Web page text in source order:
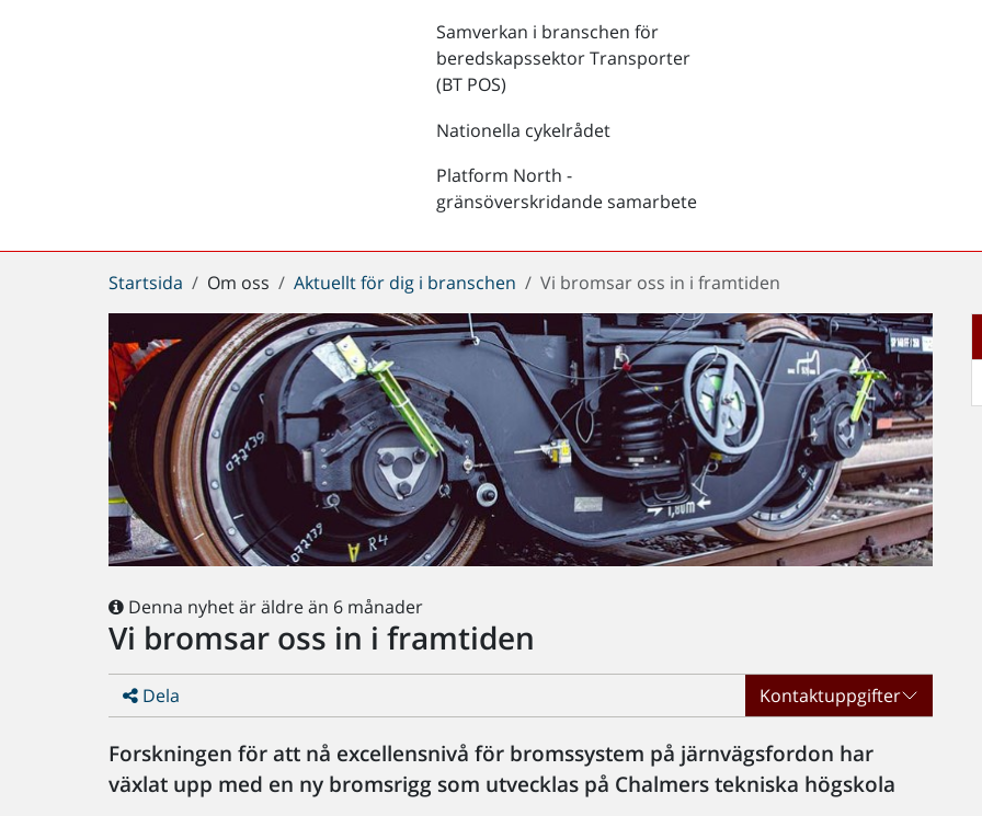
Samverkan i branschen för
beredskapssektor Transporter
(BT POS)
Nationella cykelrådet
Platform North -
gränsöverskridande samarbete
Du
är
här:
Startsida Om oss Aktuellt för dig i branschen Vi bromsar oss in i framtiden
Denna nyhet är äldre än 6 månader
Vi bromsar oss in i framtiden
Dela Kontaktuppgifter
Forskningen för att nå excellensnivå för bromssystem på järnvägsfordon har
växlat upp med en ny bromsrigg som utvecklas på Chalmers tekniska högskola